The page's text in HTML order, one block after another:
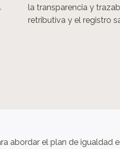
la transparencia y
retributiva y el registro
abordar el plan de igualdad